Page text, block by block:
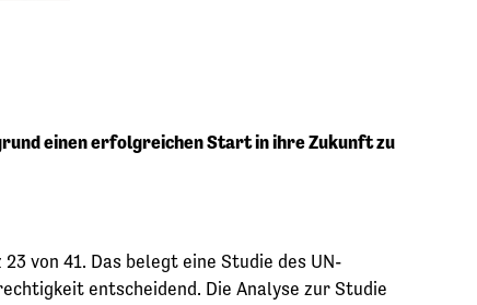
einen erfolgreichen Start in ihre Zukunft zu
von 41. Das belegt eine Studie des UN-
entscheidend. Die Analyse zur Studie